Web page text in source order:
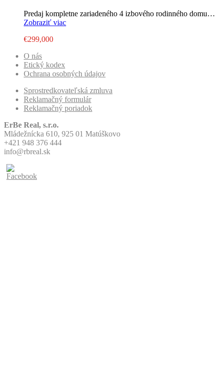
Predaj kompletne zariadeného 4 izbového rodinného domu…
Zobraziť viac
€299,000
O nás
Etický kodex
Ochrana osobných údajov
Sprostredkovateľská zmluva
Reklamačný formulár
Reklamačný poriadok
ErBe Real, s.r.o.
Mládežnícka 610, 925 01 Matúškovo
+421 948 376 444
info@rbreal.sk
© 2019. Všetky práva vyhradené.